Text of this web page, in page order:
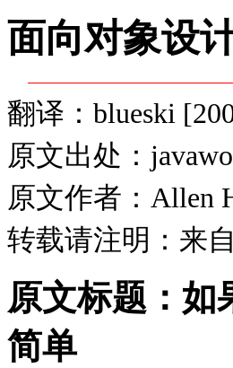
面向对象设
翻译：blueski
原文出处：
原文作者：Allen
转载请注明：来
原文标题：如
简单